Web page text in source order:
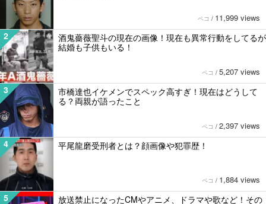
ペコ / 11,999 views
2
酒鬼薔薇聖斗の現在の画像！現在も異常行動をしてるが
結婚も子供もいる！
ペコ / 5,207 views
3
市橋達也イケメンでスペック高すぎ！現在はどうして
る？両親が語ったこと
ペコ / 2,397 views
4 平尾龍磨受刑者とは？顔画像や犯罪歴！
ペコ / 1,884 views
5
放送禁止になったCMやアニメ、ドラマや歌など！その